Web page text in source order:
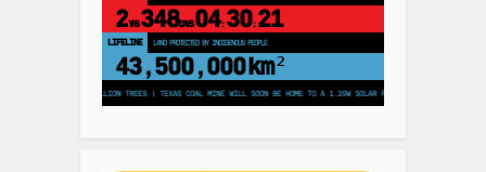
2YRS 348DAYS 04: 30: 20
LIFELINE LAND PROTECTED BY INDIGENOUS PEOPLE
43,500,000km²
TO PLANT 250 MILLION TREES | TEXAS COAL MINE WILL SOON BE HOME TO A 1.2GW SOLAR FARM | CHINA GENERATES